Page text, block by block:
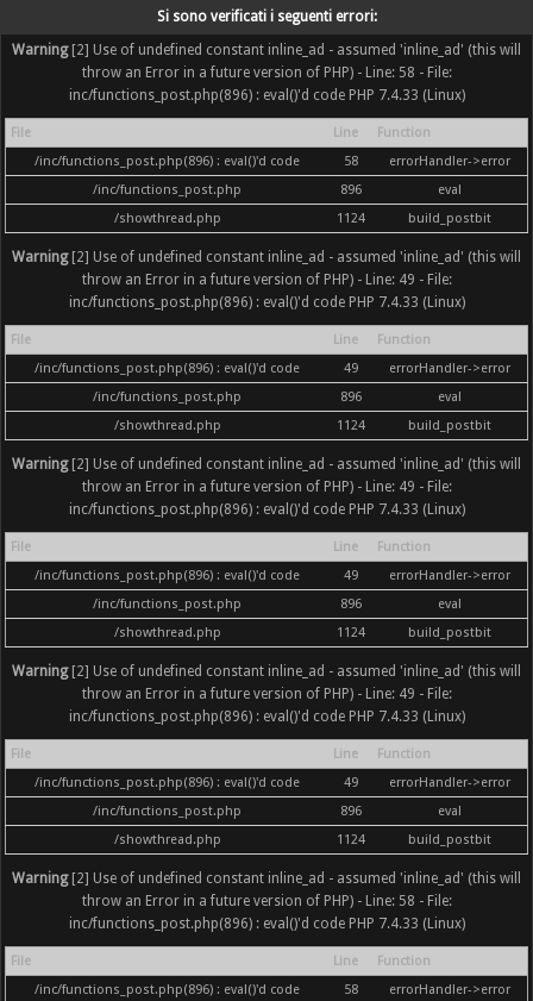
Si sono verificati i seguenti errori:
Warning[2] Use of undefined constant inline_ad - assumed 'inline_ad' (this will
throw an Error in a future version of PHP) - Line: 58 - File:
inc/functions_post.php(896) : eval()'d code PHP 7.4.33 (Linux)
File Line
Function
/inc/functions_post.php(896) : eval()'d code
58
errorHandler->error
/inc/functions_post.php
896
eval
/showthread.php
1124 build_postbit
Warning[2] Use of undefined constant inline_ad - assumed 'inline_ad' (this will
throw an Error in a future version of PHP) - Line: 49 - File:
inc/functions_post.php(896) : eval()'d code PHP 7.4.33 (Linux)
File Line
Function
/inc/functions_post.php(896) : eval()'d code
49
errorHandler->error
/inc/functions_post.php
896
eval
/showthread.php
1124 build_postbit
Warning[2] Use of undefined constant inline_ad - assumed 'inline_ad' (this will
throw an Error in a future version of PHP) - Line: 49 - File:
inc/functions_post.php(896) : eval()'d code PHP 7.4.33 (Linux)
File Line
Function
/inc/functions_post.php(896) : eval()'d code
49
errorHandler->error
/inc/functions_post.php
896
eval
/showthread.php
1124 build_postbit
Warning[2] Use of undefined constant inline_ad - assumed 'inline_ad' (this will
throw an Error in a future version of PHP) - Line: 49 - File:
inc/functions_post.php(896) : eval()'d code PHP 7.4.33 (Linux)
File Line
Function
/inc/functions_post.php(896) : eval()'d code
49
errorHandler->error
/inc/functions_post.php
896
eval
/showthread.php
1124 build_postbit
Warning[2] Use of undefined constant inline_ad - assumed 'inline_ad' (this will
throw an Error in a future version of PHP) - Line: 58 - File:
inc/functions_post.php(896) : eval()'d code PHP 7.4.33 (Linux)
File Line
Function
/inc/functions_post.php(896) : eval()'d code
58
errorHandler->error